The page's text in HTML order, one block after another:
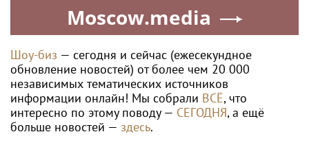
Moscow.media
Шоу-биз — сегодня и сейчас (ежесекундное
обновление новостей) от более чем 20 000
независимых тематических источников
информации онлайн! Мы собрали ВСЁ, что
интересно по этому поводу — СЕГОДНЯ, а ещё
больше новостей — здесь.